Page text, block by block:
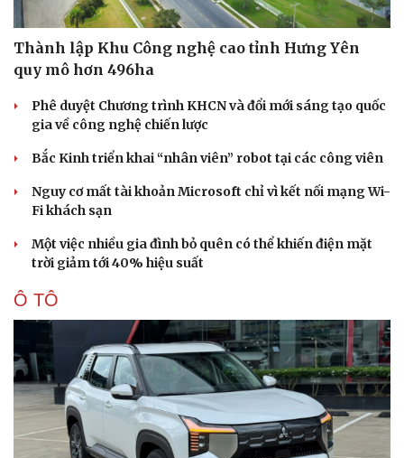
Thành lập Khu Công nghệ cao tỉnh Hưng Yên
quy mô hơn 496ha
Phê duyệt Chương trình KHCN và đổi mới sáng tạo quốc
gia về công nghệ chiến lược
Bắc Kinh triển khai “nhân viên” robot tại các công viên
Nguy cơ mất tài khoản Microsoft chỉ vì kết nối mạng Wi-
Fi khách sạn
Một việc nhiều gia đình bỏ quên có thể khiến điện mặt
trời giảm tới 40% hiệu suất
Ô TÔ